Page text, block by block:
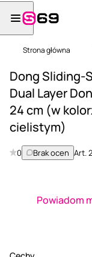
Strona główna
Dong Sliding-
Dual Layer
24 cm (w
cielistym)
0 Brak ocen Art.
Powiadom